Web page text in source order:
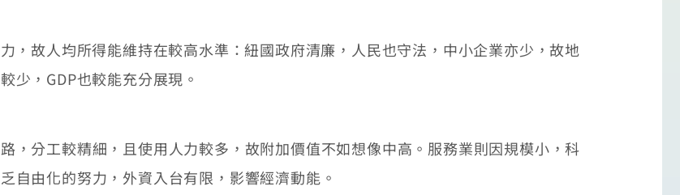
故人均所得能維持在較高水準：紐國政府清廉，人民也守法，中小企業亦少，故地
少，GDP也較能充分展現。
分工較精細，且使用人力較多，故附加價值不如想像中高。服務業則因規模小，科
自由化的努力，外資入台有限，影響經濟動能。